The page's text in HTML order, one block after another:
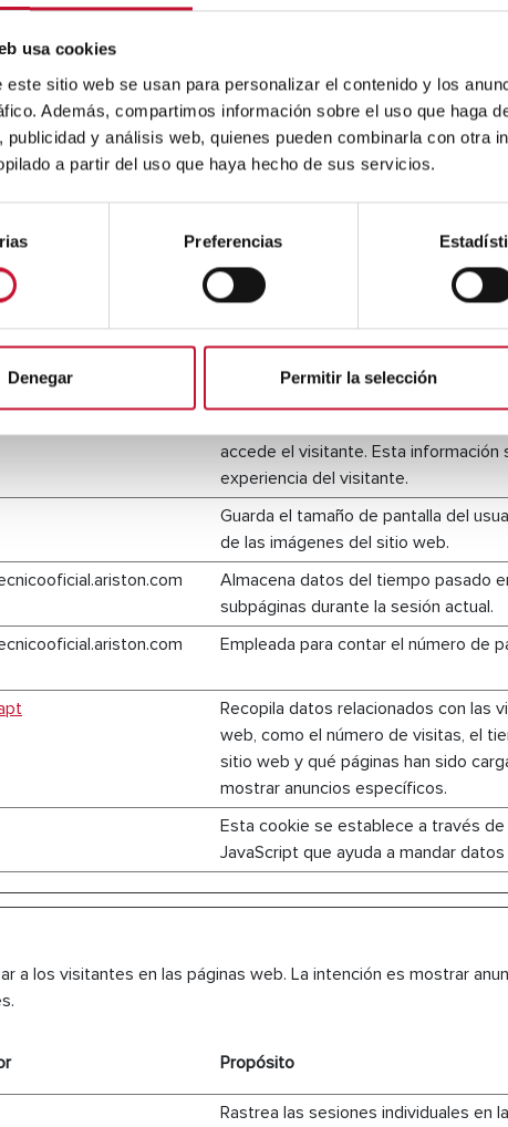
usa cookies
este sitio web se usan para personalizar el contenido y los
Además, compartimos información sobre el uso que haga
publicidad y análisis web, quienes pueden combinarla con otra
a partir del uso que haya hecho de sus servicios.
Preferencias
Denegar Permitir la selección
de la más reciente. Utilizada por
Recopila estadísticas sobre las
como el número de visitas, el tiempo
web y qué páginas se han leído.
como el número de visitas, el tiempo
web y qué páginas se han leído.
Registra datos estadísticos del
la web. Esto se utiliza para análisis
accede el visitante. Esta información
experiencia del visitante.
Guarda el tamaño de pantalla del
de las imágenes del sitio web.
Almacena datos del tiempo pasado
subpáginas durante la sesión actual.
Empleada para contar el número de
Recopila datos relacionados con las
web, como el número de visitas, el
sitio web y qué páginas han sido
mostrar anuncios específicos.
Esta cookie se establece a través
JavaScript que ayuda a mandar
a los visitantes en las páginas web. La intención es mostrar
Propósito
Rastrea las sesiones individuales en